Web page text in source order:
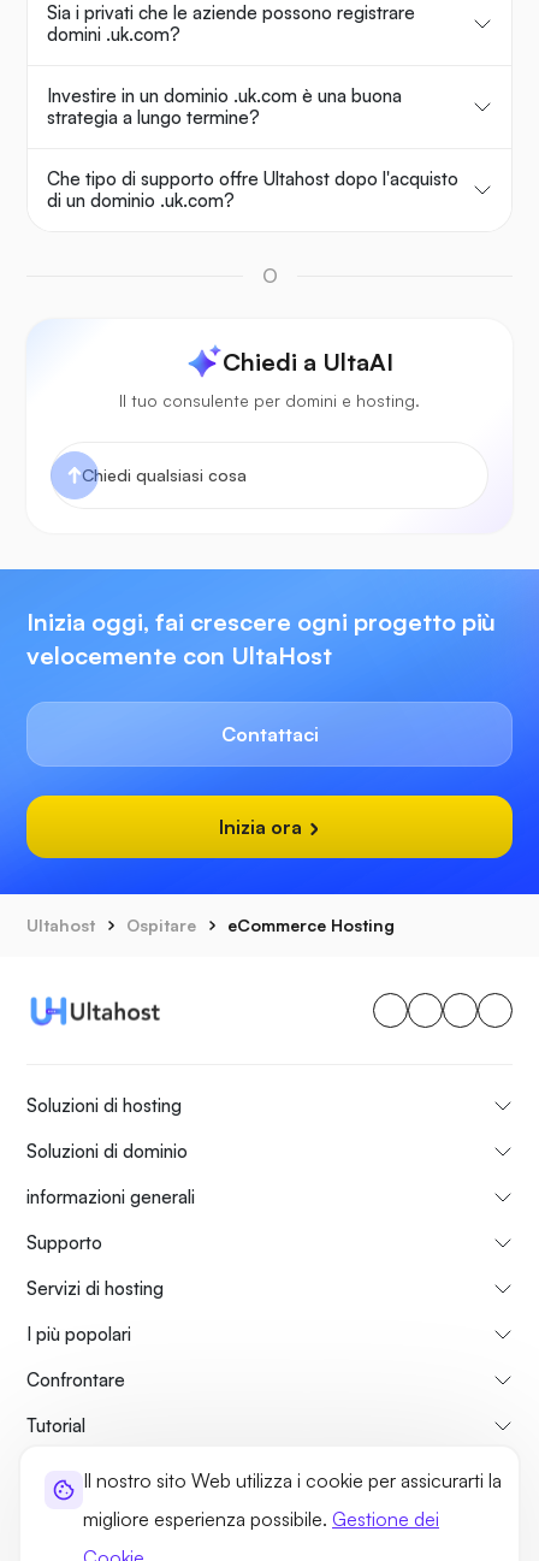
Il nostro sito Web utilizza i cookie per assicurarti la
migliore esperienza possibile. Gestione dei
Sia i privati che le aziende possono registrare
domini .uk.com?
Investire in un dominio .uk.com è una buona
strategia a lungo termine?
Che tipo di supporto offre Ultahost dopo l'acquisto
di un dominio .uk.com?
O
Chiedi a UltaAI
Il tuo consulente per domini e hosting.
Inizia oggi, fai crescere ogni progetto più
velocemente con UltaHost
Contattaci
Inizia ora
Ultahost Ospitare eCommerce Hosting
Soluzioni di hosting
Soluzioni di dominio
informazioni generali
Supporto
Servizi di hosting
I più popolari
Confrontare
Tutorial
Su di Noi
Norme sulla PrivacyPolitiche legaliMappa del sito